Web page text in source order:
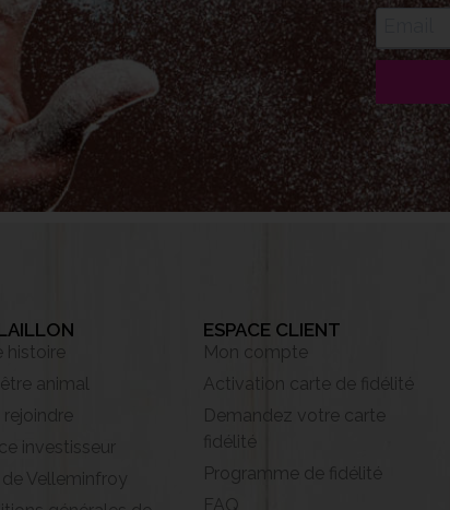
histoire
animal
investisseur
de Velleminfroy
ESPACE CLIENT
Mon compte
Activation carte de fidélité
Demandez votre carte
fidélité
Programme de fidélité
FAQ